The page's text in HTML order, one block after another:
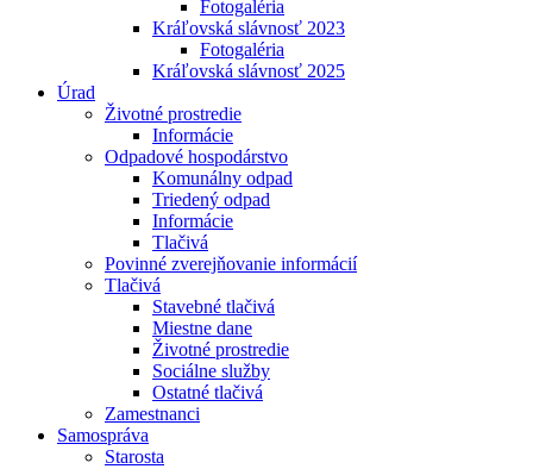
Fotogaléria
Kráľovská slávnosť 2023
Fotogaléria
Kráľovská slávnosť 2025
Úrad
Životné prostredie
Informácie
Odpadové hospodárstvo
Komunálny odpad
Triedený odpad
Informácie
Tlačivá
Povinné zverejňovanie informácií
Tlačivá
Stavebné tlačivá
Miestne dane
Životné prostredie
Sociálne služby
Ostatné tlačivá
Zamestnanci
Samospráva
Starosta